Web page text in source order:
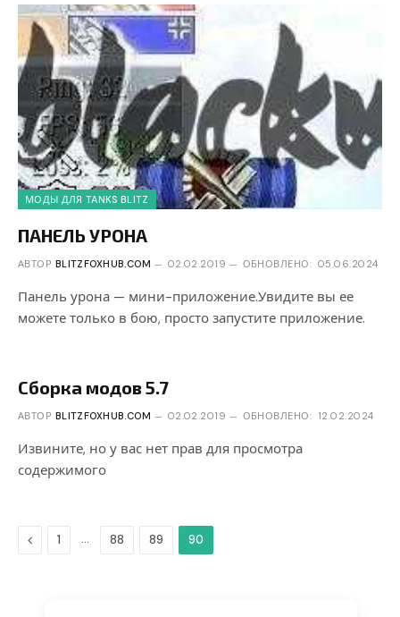
МОДЫ ДЛЯ TANKS BLITZ
ПАНЕЛЬ УРОНА
АВТОР BLITZFOXHUB.COM 02.02.2019 ОБНОВЛЕНО: 05.06.2024
Панель урона — мини-приложение.Увидите вы ее
можете только в бою, просто запустите приложение.
Сборка модов 5.7
АВТОР BLITZFOXHUB.COM 02.02.2019 ОБНОВЛЕНО: 12.02.2024
Извините, но у вас нет прав для просмотра
содержимого
Предыдущая
1 … 88 89 90